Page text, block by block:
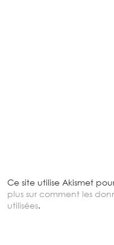
Ce site utilise Akismet
plus sur comment les
utilisées.